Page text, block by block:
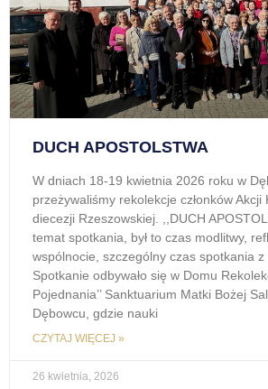
DUCH APOSTOLSTWA
W dniach 18-19 kwietnia 2026 roku w
przeżywaliśmy rekolekcje członków Akcji
diecezji Rzeszowskiej. ,,DUCH
temat spotkania, był to czas modlitwy,
wspólnocie, szczególny czas spotkania z
Spotkanie odbywało się w Domu
Pojednania’’ Sanktuarium Matki Bożej
Dębowcu, gdzie nauki
CZYTAJ WIĘCEJ »
26 kwietnia, 2026